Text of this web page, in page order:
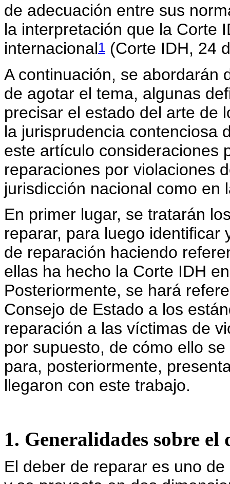
de adecuación entre sus
la interpretación que la Corte
internacional 1 (Corte IDH, 24
A continuación, se abordarán
de agotar el tema, algunas
precisar el estado del arte de
la jurisprudencia contenciosa
este artículo consideraciones
reparaciones por violaciones
jurisdicción nacional como en
En primer lugar, se tratarán
reparar, para luego identificar
de reparación haciendo
ellas ha hecho la Corte IDH
Posteriormente, se hará
Consejo de Estado a los
reparación a las víctimas de
por supuesto, de cómo ello
para, posteriormente,
llegaron con este trabajo.
1. Generalidades sobre
El deber de reparar es uno